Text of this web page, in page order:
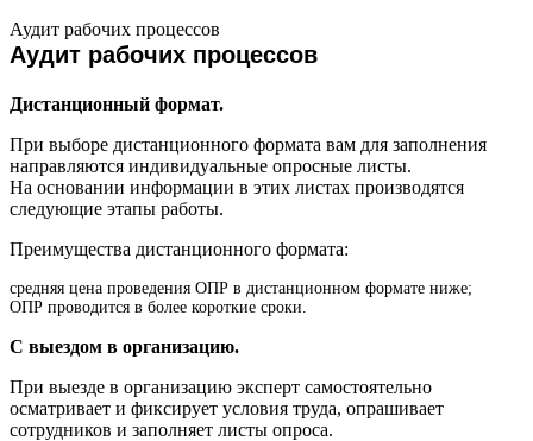
Аудит рабочих процессов
Аудит рабочих процессов
Дистанционный формат.
При выборе дистанционного формата вам для заполнения
направляются индивидуальные опросные листы.
На основании информации в этих листах производятся
следующие этапы работы.
Преимущества дистанционного формата:
средняя цена проведения ОПР в дистанционном формате ниже;
ОПР проводится в более короткие сроки.
С выездом в организацию.
При выезде в организацию эксперт самостоятельно
осматривает и фиксирует условия труда, опрашивает
сотрудников и заполняет листы опроса.